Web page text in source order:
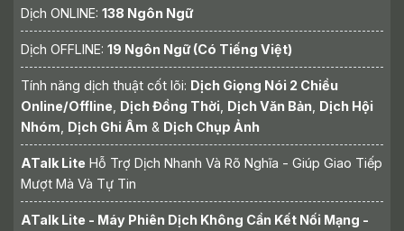
Dịch ONLINE: 138 Ngôn Ngữ
Dịch OFFLINE: 19 Ngôn Ngữ (Có Tiếng Việt)
Tính năng dịch thuật cốt lõi: Dịch Giọng Nói 2 Chiều
Online/Offline Dịch Đồng Thời Dịch Văn Bản Dịch Hội
Nhóm Dịch Ghi Âm & Dịch Chụp Ảnh
ATalk Lite Hỗ Trợ Dịch Nhanh Và Rõ Nghĩa - Giúp Giao Tiếp
Mượt Mà Và Tự Tin
ATalk Lite - Máy Phiên Dịch Không Cần Kết Nối Mạng -